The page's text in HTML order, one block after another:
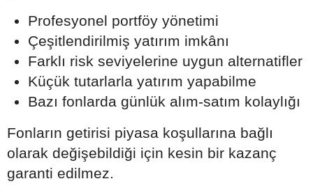
Profesyonel portföy yönetimi
Çeşitlendirilmiş yatırım imkânı
Farklı risk seviyelerine uygun alternatifler
Küçük tutarlarla yatırım yapabilme
Bazı fonlarda günlük alım-satım kolaylığı
Fonların getirisi piyasa koşullarına bağlı
olarak değişebildiği için kesin bir kazanç
garanti edilmez.